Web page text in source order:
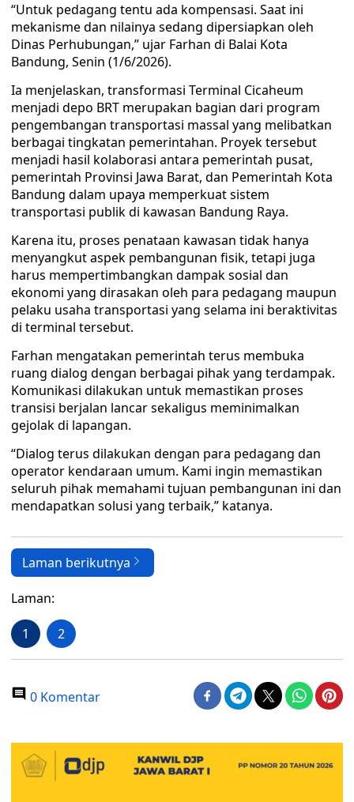
“Untuk pedagang tentu ada kompensasi. Saat ini
mekanisme dan nilainya sedang dipersiapkan oleh
Dinas Perhubungan,” ujar Farhan di Balai Kota
Bandung, Senin (1/6/2026).
Ia menjelaskan, transformasi Terminal Cicaheum
menjadi depo BRT merupakan bagian dari program
pengembangan transportasi massal yang melibatkan
berbagai tingkatan pemerintahan. Proyek tersebut
menjadi hasil kolaborasi antara pemerintah pusat,
pemerintah Provinsi Jawa Barat, dan Pemerintah Kota
Bandung dalam upaya memperkuat sistem
transportasi publik di kawasan Bandung Raya.
Karena itu, proses penataan kawasan tidak hanya
menyangkut aspek pembangunan fisik, tetapi juga
harus mempertimbangkan dampak sosial dan
ekonomi yang dirasakan oleh para pedagang maupun
pelaku usaha transportasi yang selama ini beraktivitas
di terminal tersebut.
Farhan mengatakan pemerintah terus membuka
ruang dialog dengan berbagai pihak yang terdampak.
Komunikasi dilakukan untuk memastikan proses
transisi berjalan lancar sekaligus meminimalkan
gejolak di lapangan.
“Dialog terus dilakukan dengan para pedagang dan
operator kendaraan umum. Kami ingin memastikan
seluruh pihak memahami tujuan pembangunan ini dan
mendapatkan solusi yang terbaik,” katanya.
Laman berikutnya
Laman:
1 2
0 Komentar